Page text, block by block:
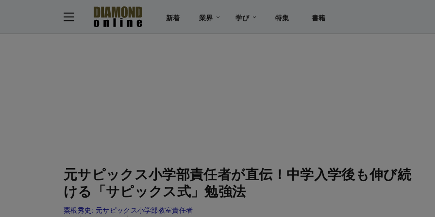
新着 業界 学び 特集 書籍
元サピックス小学部責任者が直伝！中学入学後も伸び続
ける「サピックス式」勉強法
粟根秀史: 元サピックス小学部教室責任者